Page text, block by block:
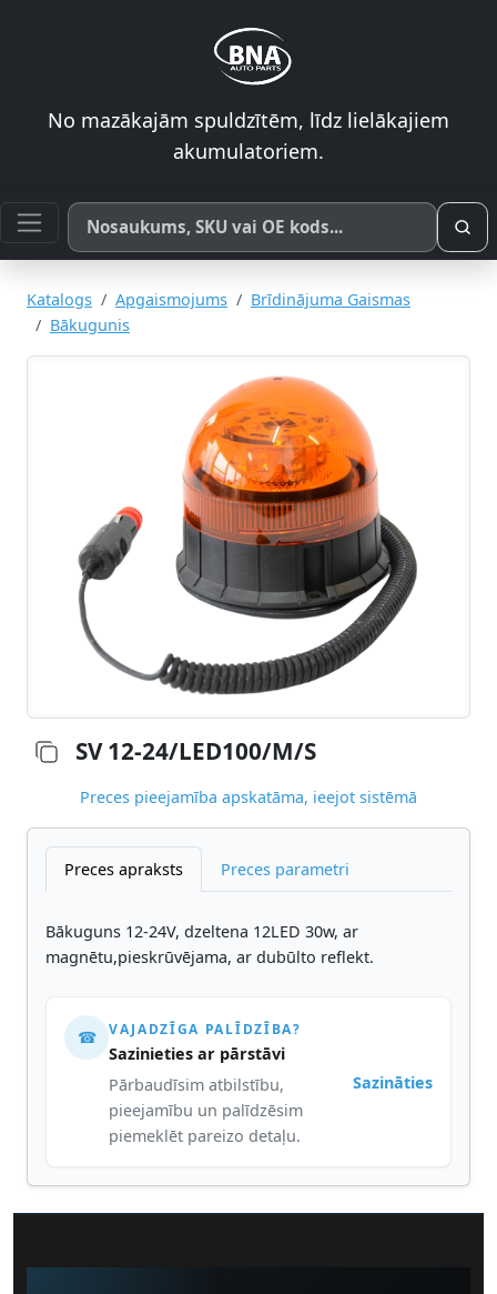
No mazākajām spuldzītēm, līdz lielākajiem
akumulatoriem.
Meklēt pēc produkta nosaukuma, SKU vai OE koda
Katalogs Apgaismojums
Brīdinājuma Gaismas
Bākugunis
SV 12-24/LED100/M/S
Preces pieejamība apskatāma, ieejot sistēmā
Preces apraksts Preces parametri
Bākuguns 12-24V, dzeltena 12LED 30w, ar
magnētu,pieskrūvējama, ar dubūlto reflekt.
☎ VAJADZĪGA PALĪDZĪBA?
Sazinieties ar pārstāvi
Pārbaudīsim atbilstību,
pieejamību un palīdzēsim
piemeklēt pareizo detaļu.
Sazināties